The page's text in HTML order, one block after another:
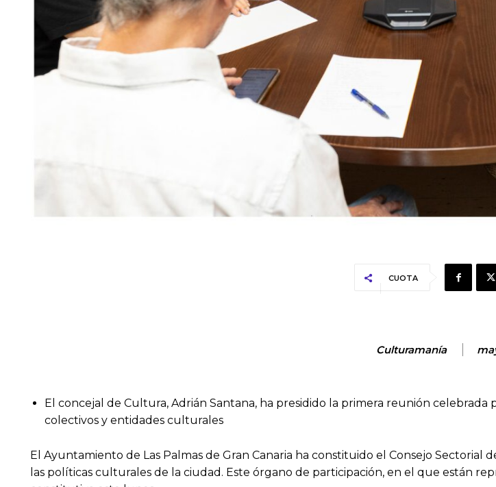
CUOTA
Culturamanía
El concejal de Cultura, Adrián Santana, ha presidido la primera reunión
colectivos y entidades culturales
El Ayuntamiento de Las Palmas de Gran Canaria ha constituido el Consejo
las políticas culturales de la ciudad. Este órgano de participación, en el que están